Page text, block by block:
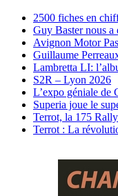
2500 fiches en
Guy Baster nous a
Avignon Motor
Guillaume
Lambretta LI:
S2R – Lyon 2026
L’expo géniale de
Superia joue le
Terrot, la 175
Terrot : La